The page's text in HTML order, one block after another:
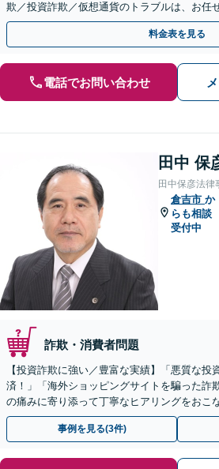
欺／投資詐欺／仮想通貨のトラブルは、お任
のみで解決も可能！
料金表を見る
電話でお問い合わせ
田中 保
田中保彦法律
倉吉市 か
らも相談
受付中
詐欺・消費者問題
【投資詐欺に強い／豊富な実績】「悪質な投
済！」「海外ショッピングサイトを騙った詐
の痛みに寄り添って丁寧なヒアリングをおこ
金が得られるよう尽力します！
事例を見る(3件)